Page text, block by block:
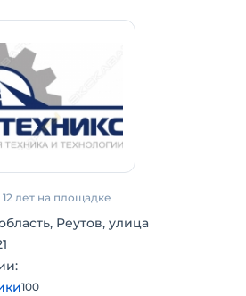
12 лет на площадке
Реутов, улица
100